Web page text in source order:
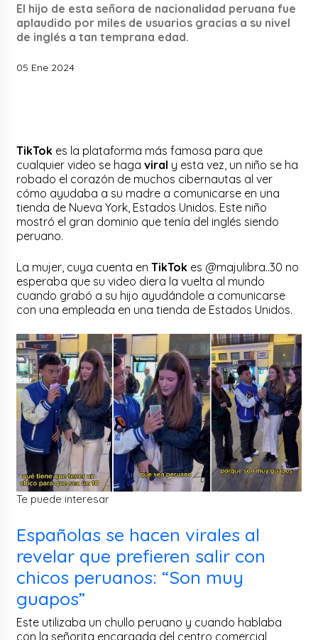
El hijo de esta señora de nacionalidad peruana fue
aplaudido por miles de usuarios gracias a su nivel
de inglés a tan temprana edad.
05 Ene 2024
TikTok es la plataforma más famosa para que
cualquier video se haga viral y esta vez, un niño se ha
robado el corazón de muchos cibernautas al ver
cómo ayudaba a su madre a comunicarse en una
tienda de Nueva York, Estados Unidos. Este niño
mostró el gran dominio que tenía del inglés siendo
peruano.
La mujer, cuya cuenta enTikTok es @majulibra..30 no
esperaba que su video diera la vuelta al mundo
cuando grabó a su hijo ayudándole a comunicarse
con una empleada en una tienda de Estados Unidos.
Te puede interesar
Españolas se hacen virales al
revelar que prefieren salir con
chicos peruanos: “Son muy
guapos”
Este utilizaba un chullo peruano y cuando hablaba
con la señorita encargada del centro comercial,